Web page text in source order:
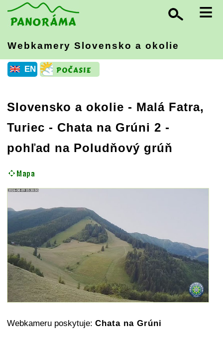
≡
Webkamery Slovensko a okolie
EN
Slovensko a okolie - Malá Fatra,
Turiec - Chata na Grúni 2 -
pohľad na Poludňový grúň
Webkameru poskytuje: Chata na Grúni